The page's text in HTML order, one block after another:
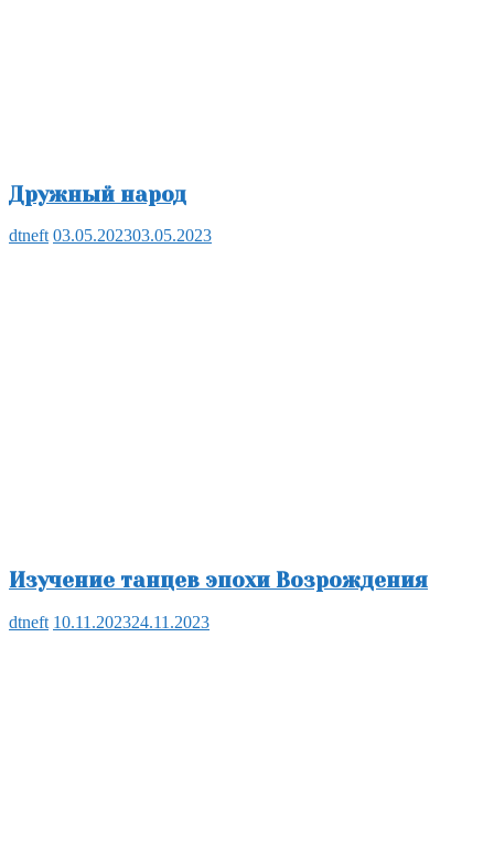
Дружный народ
dtneft 03.05.202303.05.2023
Изучение танцев эпохи Возрождения
dtneft 10.11.202324.11.2023